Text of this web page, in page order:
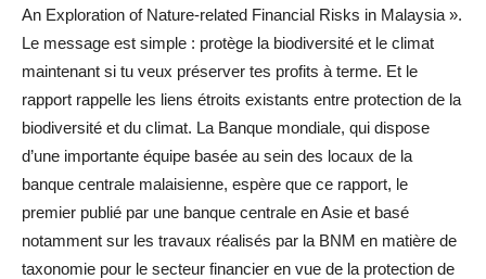
An Exploration of Nature-related Financial Risks in Malaysia ».
Le message est simple : protège la biodiversité et le climat
maintenant si tu veux préserver tes profits à terme. Et le
rapport rappelle les liens étroits existants entre protection de la
biodiversité et du climat. La Banque mondiale, qui dispose
d’une importante équipe basée au sein des locaux de la
banque centrale malaisienne, espère que ce rapport, le
premier publié par une banque centrale en Asie et basé
notamment sur les travaux réalisés par la BNM en matière de
taxonomie pour le secteur financier en vue de la protection de